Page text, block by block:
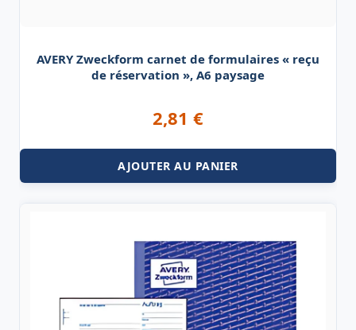
AVERY Zweckform carnet de formulaires « reçu
de réservation », A6 paysage
2,81 €
AJOUTER AU PANIER